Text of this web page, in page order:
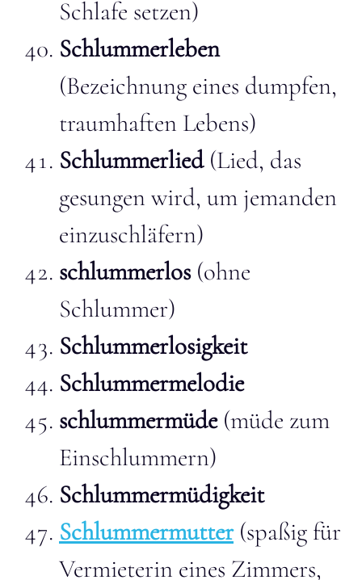
Schlafe setzen)
Schlummerleben
(Bezeichnung eines dumpfen,
traumhaften Lebens)
Schlummerlied(Lied, das
gesungen wird, um jemanden
einzuschläfern)
schlummerlos(ohne
Schlummer)
Schlummerlosigkeit
Schlummermelodie
schlummermüde(müde zum
Einschlummern)
Schlummermüdigkeit
Schlummermutter(spaßig für
Vermieterin eines Zimmers,